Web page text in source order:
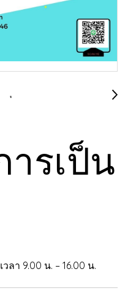
รเป็น
ลา 9.00 น. – 16.00 น.